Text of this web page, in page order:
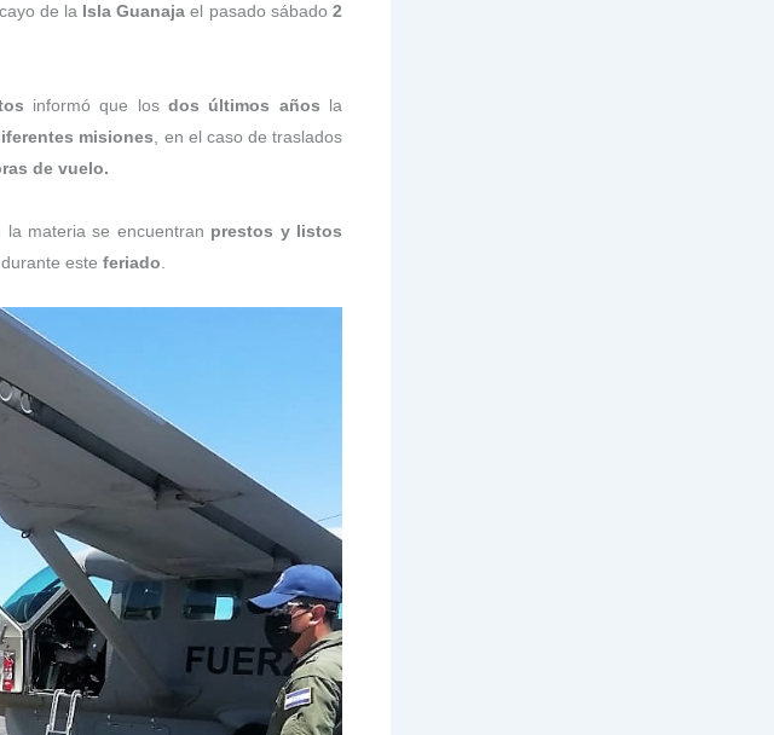
de la Isla Guanaja el pasado sábado 2
informó que losdos últimos años la
misiones , en el caso de traslados
de vuelo.
la materia se encuentran prestos y listos
este feriado